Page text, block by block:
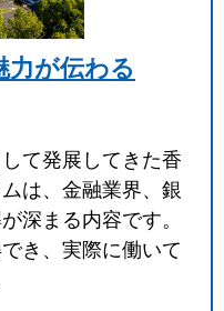
力が伝わる
て発展してきた香
は、金融業界、銀
深まる内容です。
き、実際に働いて